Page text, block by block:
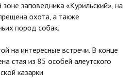
заповедника «Курильский», на
охота, а также
пород собак.
на интересные встречи. В конце
стая из 85 особей алеутского
казарки